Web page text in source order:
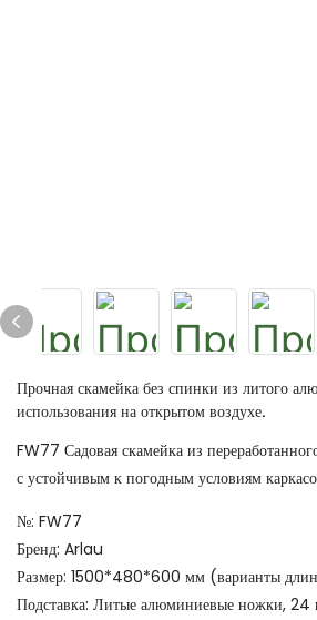
Прочная скамейка без спинки из литого
использования на открытом воздухе.
FW77 Садовая скамейка из
с устойчивым к погодным условиям
№: FW77
Бренд: Arlau
Размер: 1500*480*600 мм (варианты
Подставка: Литые алюминиевые ножки, 24